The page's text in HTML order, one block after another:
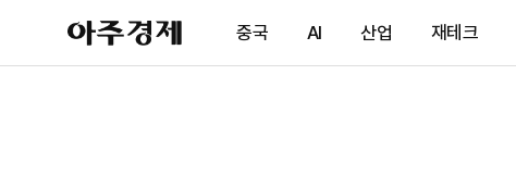
아
주
제
중국 AI 산업 재테크